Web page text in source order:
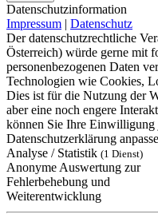
Datenschutzinformation
Impressum | Datenschutz
Der datenschutzrechtliche
Österreich) würde gerne mit
personenbezogenen Daten
Technologien wie Cookies,
Dies ist für die Nutzung der
aber eine noch engere
können Sie Ihre Einwilligung
Datenschutzerklärung
Analyse / Statistik (1 Dienst)
Anonyme Auswertung zur
Fehlerbehebung und
Weiterentwicklung